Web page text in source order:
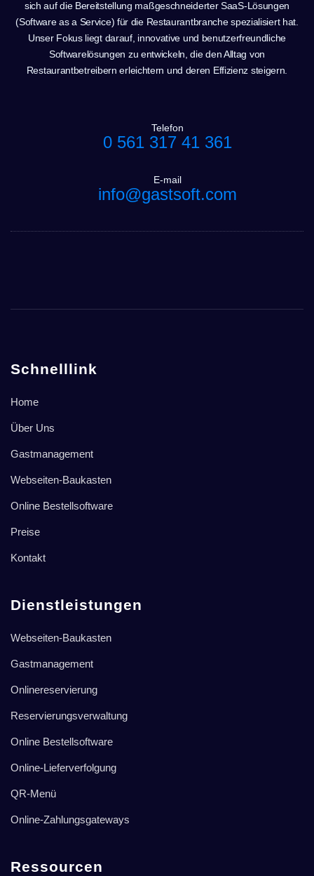
sich auf die Bereitstellung maßgeschneiderter SaaS-Lösungen
(Software as a Service) für die Restaurantbranche spezialisiert hat.
Unser Fokus liegt darauf, innovative und benutzerfreundliche
Softwarelösungen zu entwickeln, die den Alltag von
Restaurantbetreibern erleichtern und deren Effizienz steigern.
Telefon
0 561 317 41 361
E-mail
info@gastsoft.com
Schnelllink
Home
Über Uns
Gastmanagement
Webseiten-Baukasten
Online Bestellsoftware
Preise
Kontakt
Dienstleistungen
Webseiten-Baukasten
Gastmanagement
Onlinereservierung
Reservierungsverwaltung
Online Bestellsoftware
Online-Lieferverfolgung
QR-Menü
Online-Zahlungsgateways
Ressourcen